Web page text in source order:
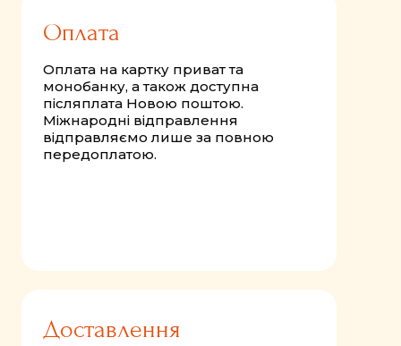
Оплата
Оплата на картку приват та
монобанку, а також доступна
післяплата Новою поштою.
Міжнародні відправлення
відправляємо лише за повною
передоплатою.
Доставлення